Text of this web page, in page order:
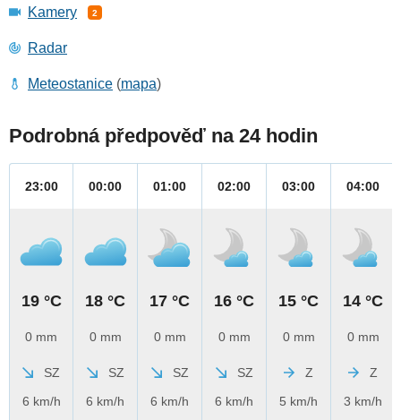
Kamery 2
Radar
Meteostanice (mapa)
Podrobná předpověď na 24 hodin
23:00
19 °C
0 mm
SZ
6 km/h
00:00
18 °C
0 mm
SZ
6 km/h
01:00
17 °C
0 mm
SZ
6 km/h
02:00
16 °C
0 mm
SZ
6 km/h
03:00
15 °C
0 mm
Z
5 km/h
04:00
14 °C
0 mm
Z
3 km/h